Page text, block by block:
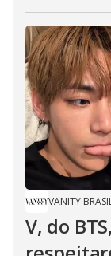
VANITY
V, do